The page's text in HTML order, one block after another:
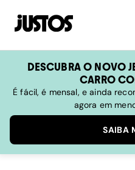
DESCUBRA O NOVO
CARRO
É fácil, é mensal, e ainda
agora em
SAIBA